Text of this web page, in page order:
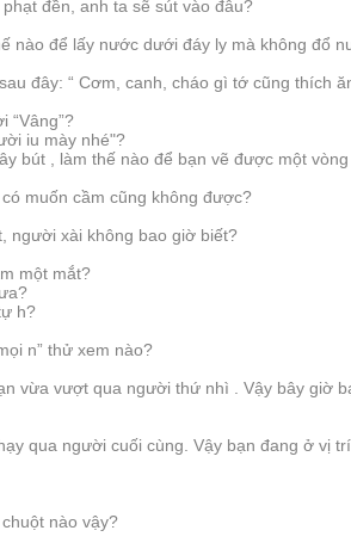
đền, anh ta sẽ sút vào đâu?
nào để lấy nước dưới đáy ly mà không đổ
đây: “ Cơm, canh, cháo gì tớ cũng thích
“Vâng”?
iu mày nhé"?
bút , làm thế nào để bạn vẽ được một
muốn cầm cũng không được?
người xài không bao giờ biết?
một mắt?
h?
n” thử xem nào?
vừa vượt qua người thứ nhì . Vậy bây giờ
qua người cuối cùng. Vậy bạn đang ở vị
nào vậy?